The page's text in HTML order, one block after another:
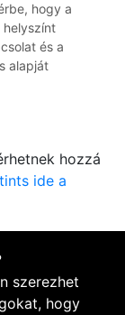
hogy a
helyszínt
és a
alapját
hozzá
ide a
szerezhet
hogy